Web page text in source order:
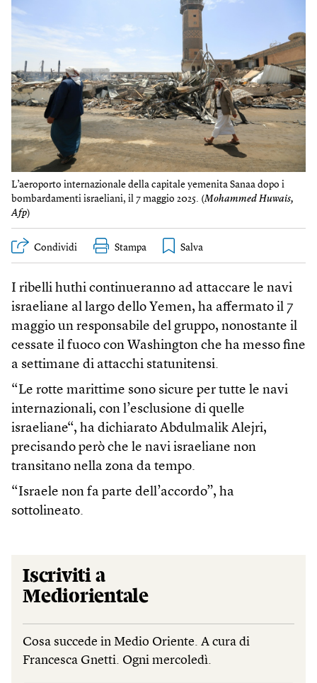
L’aeroporto internazionale della capitale yemenita Sanaa dopo i
bombardamenti israeliani, il 7 maggio 2025. (Mohammed Huwais,
Afp)
Condividi Stampa
I ribelli huthi continueranno ad attaccare le navi
israeliane al largo dello Yemen, ha affermato il 7
maggio un responsabile del gruppo, nonostante il
cessate il fuoco con Washington che ha messo fine
a settimane di attacchi statunitensi.
“Le rotte marittime sono sicure per tutte le navi
internazionali, con l’esclusione di quelle
israeliane“, ha dichiarato Abdulmalik Alejri,
precisando però che le navi israeliane non
transitano nella zona da tempo.
“Israele non fa parte dell’accordo”, ha
sottolineato.
Iscriviti a
Mediorientale
Cosa succede in Medio Oriente. A cura di
Francesca Gnetti. Ogni mercoledì.